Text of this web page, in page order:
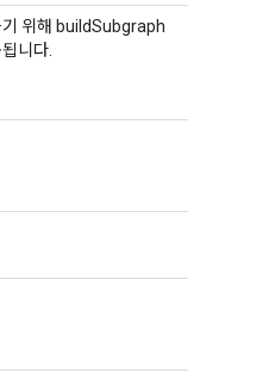
기 위해 buildSubgraph
니다.